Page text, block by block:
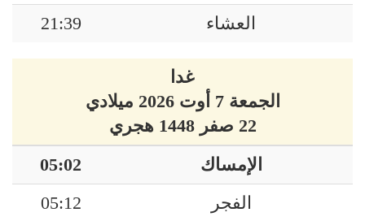
العشاء
21:39
غدا
الجمعة 7 أوت 2026 ميلادي
22 صفر 1448 هجري
الإمساك
05:02
الفجر
05:12